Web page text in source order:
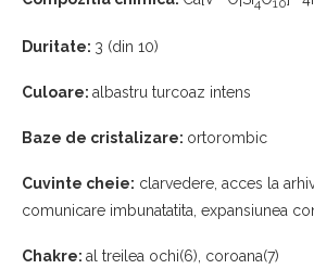
4 10
Duritate: 3 (din 10)
Culoare: albastru turcoaz intens
Baze de cristalizare: ortorombic
Cuvinte cheie: clarvedere, acces la
comunicare imbunatatita, expansiunea
Chakre: al treilea ochi(6), coroana(7)